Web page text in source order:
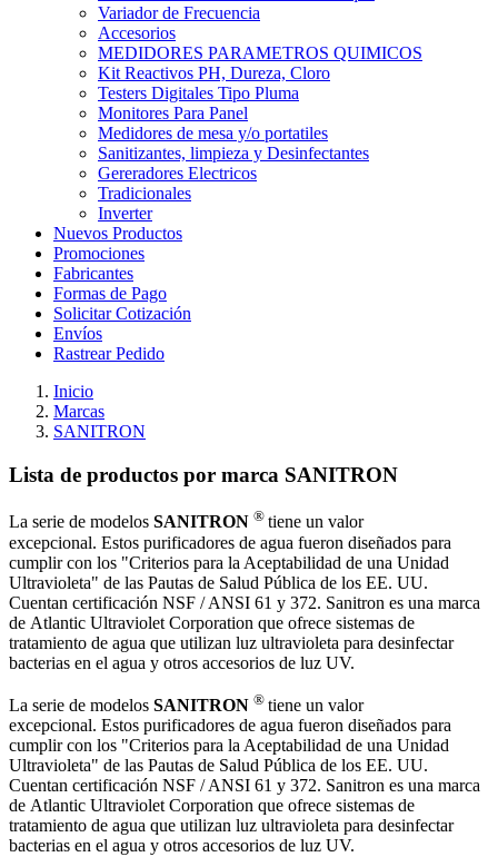
Variador de Frecuencia
Accesorios
MEDIDORES PARAMETROS QUIMICOS
Kit Reactivos PH, Dureza, Cloro
Testers Digitales Tipo Pluma
Monitores Para Panel
Medidores de mesa y/o portatiles
Sanitizantes, limpieza y Desinfectantes
Gereradores Electricos
Tradicionales
Inverter
Nuevos Productos
Promociones
Fabricantes
Formas de Pago
Solicitar Cotización
Envíos
Rastrear Pedido
Inicio
Marcas
SANITRON
Lista de productos por marca SANITRON
La serie de modelos SANITRON ® tiene un valor
excepcional. Estos purificadores de agua fueron diseñados para
cumplir con los "Criterios para la Aceptabilidad de una Unidad
Ultravioleta" de las Pautas de Salud Pública de los EE. UU.
Cuentan certificación NSF / ANSI 61 y 372. Sanitron es una marca
de Atlantic Ultraviolet Corporation que ofrece sistemas de
tratamiento de agua que utilizan luz ultravioleta para desinfectar
bacterias en el agua y otros accesorios de luz UV.
La serie de modelos SANITRON ® tiene un valor
excepcional. Estos purificadores de agua fueron diseñados para
cumplir con los "Criterios para la Aceptabilidad de una Unidad
Ultravioleta" de las Pautas de Salud Pública de los EE. UU.
Cuentan certificación NSF / ANSI 61 y 372. Sanitron es una marca
de Atlantic Ultraviolet Corporation que ofrece sistemas de
tratamiento de agua que utilizan luz ultravioleta para desinfectar
bacterias en el agua y otros accesorios de luz UV.